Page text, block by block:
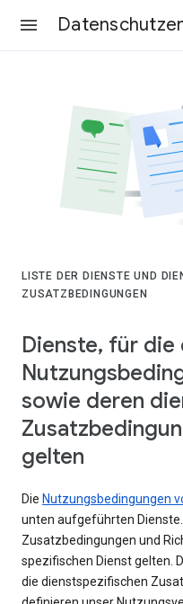
LISTE DER DIENSTE UND
ZUSATZBEDINGUNGEN
Dienste, für die
sowie deren
gelten
Die Nutzungsbedingungen
unten aufgeführten
Zusatzbedingungen und
spezifischen Dienst gelten.
die dienstspezifischen